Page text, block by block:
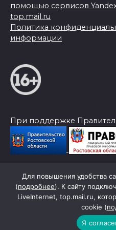
помощью сервисов
top.mail.ru
Политика
информации
При поддержке
© 2026 Слава Труду
Для повышения удобства
(подробнее). К сайту
LiveInternet, top.mail.ru,
cookie (
Я